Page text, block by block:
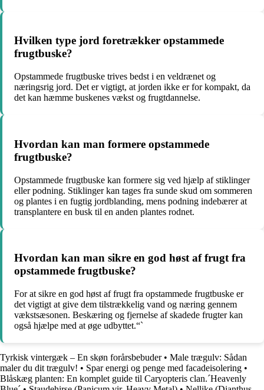
Hvilken type jord foretrækker opstammede
frugtbuske?
Opstammede frugtbuske trives bedst i en veldrænet og
næringsrig jord. Det er vigtigt, at jorden ikke er for kompakt, da
det kan hæmme buskenes vækst og frugtdannelse.
Hvordan kan man formere opstammede
frugtbuske?
Opstammede frugtbuske kan formere sig ved hjælp af stiklinger
eller podning. Stiklinger kan tages fra sunde skud om sommeren
og plantes i en fugtig jordblanding, mens podning indebærer at
transplantere en busk til en anden plantes rodnet.
Hvordan kan man sikre en god høst af frugt fra
opstammede frugtbuske?
For at sikre en god høst af frugt fra opstammede frugtbuske er
det vigtigt at give dem tilstrækkelig vand og næring gennem
vækstsæsonen. Beskæring og fjernelse af skadede frugter kan
også hjælpe med at øge udbyttet.“`
Tyrkisk vintergæk – En skøn forårsbebuder• Male trægulv: Sådan
maler du dit trægulv! • Spar energi og penge med facadeisolering •
Blåskæg planten: En komplet guide til Caryopteris clan.´Heavenly